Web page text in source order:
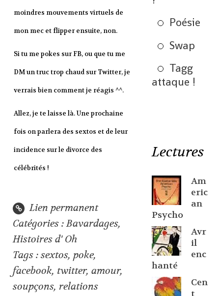
moindres mouvements virtuels de
mon mec et flipper ensuite, non.
Si tu me pokes sur FB, ou que tu me
DM un truc trop chaud sur Twitter, je
verrais bien comment je réagis ^^.
Allez, je te laisse là. Une prochaine
fois on parlera des sextos et de leur
incidence sur le divorce des
célébrités !
Lien permanent
Catégories :Bavardages,
Histoires d' Oh
Tags :sextos,poke,
facebook, twitter,amour,
soupçons, relations
Poésie
Swap
Tagg
attaque !
Lectures
Am
eric
an
Psycho
Avr
il
enc
hanté
Cen